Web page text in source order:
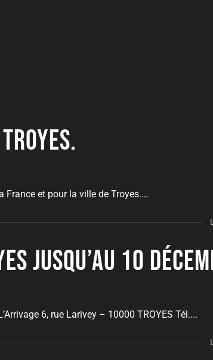
et pour la ville de Troyes....
jusqu’au 10
6, rue Larivey – 10000 TROYES Tél....